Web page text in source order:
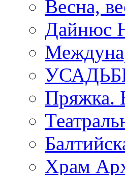
Весна,
Дайнюс
Пряжка.
Храм